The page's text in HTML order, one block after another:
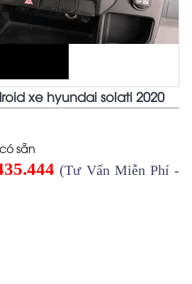
xe hyundai solati 2020
sẵn
(Tư Vấn Miễn Phí -